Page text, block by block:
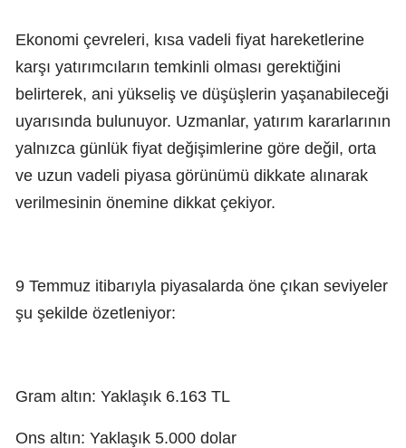
Ekonomi çevreleri, kısa vadeli fiyat hareketlerine
karşı yatırımcıların temkinli olması gerektiğini
belirterek, ani yükseliş ve düşüşlerin yaşanabileceği
uyarısında bulunuyor. Uzmanlar, yatırım kararlarının
yalnızca günlük fiyat değişimlerine göre değil, orta
ve uzun vadeli piyasa görünümü dikkate alınarak
verilmesinin önemine dikkat çekiyor.
9 Temmuz itibarıyla piyasalarda öne çıkan seviyeler
şu şekilde özetleniyor:
Gram altın: Yaklaşık 6.163 TL
Ons altın: Yaklaşık 5.000 dolar